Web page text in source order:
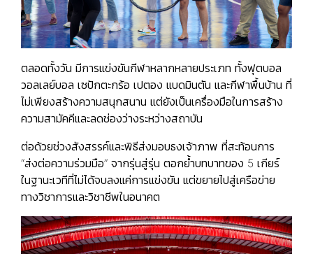
ตลอดทั้งวัน มีการแข่งขันกีฬาหลากหลายประเภท ทั้งฟุตบอล
วอลเลย์บอล เซปักตะกร้อ เปตอง แบดมินตัน และกีฬาพื้นบ้าน ที่
ไม่เพียงสร้างความสนุกสนาน แต่ยังเป็นเครื่องมือในการสร้าง
ความสามัคคีและลดช่องว่างระหว่างสถาบัน
ต่อด้วยช่วงสังสรรค์และพิธีส่งมอบธงเจ้าภาพ ที่สะท้อนการ
“ส่งต่อความร่วมมือ” จากรุ่นสู่รุ่น ตอกย้ำบทบาทของ 5 เกียร์
ในฐานะเวทีที่ไม่ได้จบลงแค่การแข่งขัน แต่ขยายไปสู่เครือข่าย
ทางวิชาการและวิชาชีพในอนาคต